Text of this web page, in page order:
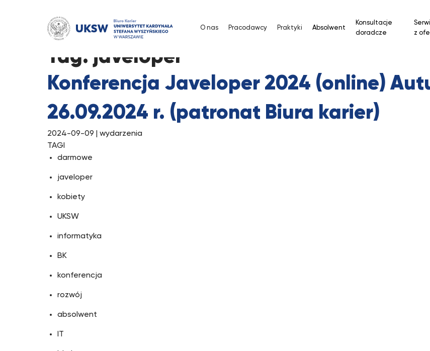
O nas Pracodawcy Praktyki Absolwent
Konsultacje
doradcze
z
Tag: javeloper
Konferencja Javeloper 2024 (online)
26.09.2024 r. (patronat Biura karier)
2024-09-09 | wydarzenia
TAGI
darmowe
javeloper
kobiety
UKSW
informatyka
BK
konferencja
rozwój
absolwent
IT